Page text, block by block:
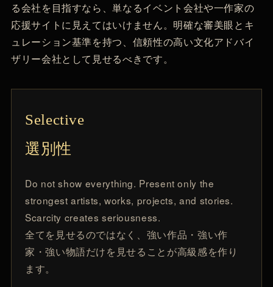
る会社を目指すなら、単なるイベント会社や一作家の
応援サイトに見えてはいけません。明確な審美眼とキ
ュレーション基準を持つ、信頼性の高い文化アドバイ
ザリー会社として見せるべきです。
Selective
選別性
Do not show everything. Present only the
strongest artists, works, projects, and stories.
Scarcity creates seriousness.
全てを見せるのではなく、強い作品・強い作
家・強い物語だけを見せることが高級感を作り
ます。